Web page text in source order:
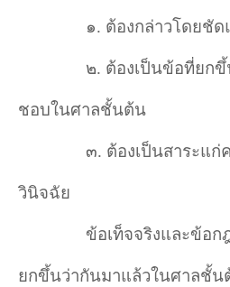
๑. ต้องกล่าวโดยชั
๒. ต้องเป็นข้อที่ยก
ชอบในศาลชั้นต้น
๓. ต้องเป็นสาระแก่
วินิจฉัย
ข้อเท็จจริงและข้อ
ยกขึ้นว่ากันมาแล้วในศาลชั้น